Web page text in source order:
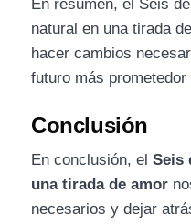
En resumen, el Seis
natural en una tirada
hacer cambios
futuro más prometedor
Conclusión
En conclusión, el Seis
una tirada de amor
necesarios y dejar